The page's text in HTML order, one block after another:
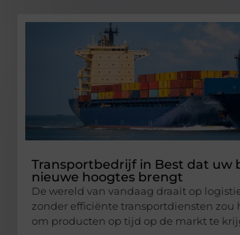
Transportbedrijf in Best dat uw
nieuwe hoogtes brengt
De wereld van vandaag draait op
zonder efficiënte transportdiensten
om producten op tijd op de markt te